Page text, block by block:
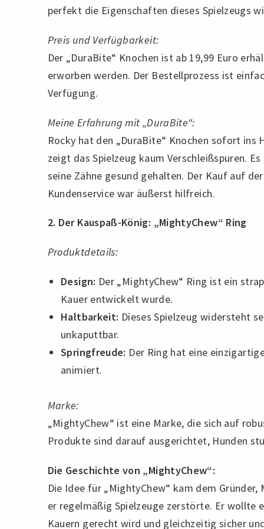
perfekt die Eigenschaften dieses Spielzeugs
Preis und Verfügbarkeit:
Der „DuraBite“ Knochen ist ab 19,99 Euro
erworben werden. Der Bestellprozess ist
Verfügung.
Meine Erfahrung mit „DuraBite“:
Rocky hat den „DuraBite“ Knochen sofort ins
zeigt das Spielzeug kaum Verschleißspuren.
seine Zähne gesund gehalten. Der Kauf auf
Kundenservice war äußerst hilfreich.
2. Der Kauspaß-König: „MightyChew“ Ring
Produktdetails:
Design: Der „MightyChew“ Ring ist ein
Kauer entwickelt wurde.
Haltbarkeit: Dieses Spielzeug widersteht
unkaputtbar.
Springfreude: Der Ring hat eine
animiert.
Marke:
„MightyChew“ ist eine Marke, die sich auf
Produkte sind darauf ausgerichtet, Hunden
Die Geschichte von „MightyChew“:
Die Idee für „MightyChew“ kam dem
er regelmäßig Spielzeuge zerstörte. Er wollte
Kauern gerecht wird und gleichzeitig sicher